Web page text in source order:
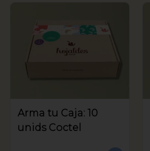
Arma tu Caja: 10
unids Coctel